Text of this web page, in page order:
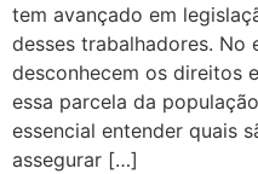
tem avançado em
desses trabalhadores. No
desconhecem os direitos
essa parcela da
essencial entender quais
assegurar […]